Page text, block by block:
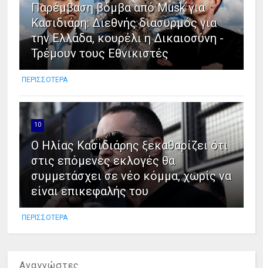
Παρέμβαση βόμβα από Musk για
Κασιδιάρη: Διεθνής διασυρμός για
την Ελλάδα, κουρέλι η Δικαιοσύνη -
Τρέμουν τους Εθνικιστές
ΠΕΡΙΣΣΟΤΕΡΑ
10
Ο Ηλίας Κασιδιάρης ξεκαθαρίζει ότι
στις επόμενες εκλογές θα
συμμετάσχει σε νέο κόμμα, χωρίς να
είναι επικεφαλής του
ΠΕΡΙΣΣΟΤΕΡΑ
Αναγνώστες